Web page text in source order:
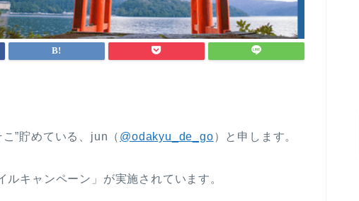
”貯めている、jun（ @odakyu_de_go）と申します。
キャンペーン」が実施されています。